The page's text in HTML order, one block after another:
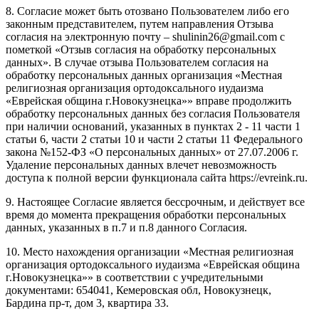
8. Согласие может быть отозвано Пользователем либо его
законным представителем, путем направления Отзыва
согласия на электронную почту – shulinin26@gmail.com с
пометкой «Отзыв согласия на обработку персональных
данных». В случае отзыва Пользователем согласия на
обработку персональных данных организация «Местная
религиозная организация ортодоксального иудаизма
«Еврейская община г.Новокузнецка»» вправе продолжить
обработку персональных данных без согласия Пользователя
при наличии оснований, указанных в пунктах 2 - 11 части 1
статьи 6, части 2 статьи 10 и части 2 статьи 11 Федерального
закона №152-ФЗ «О персональных данных» от 27.07.2006 г.
Удаление персональных данных влечет невозможность
доступа к полной версии функционала сайта https://evreink.ru.
9. Настоящее Согласие является бессрочным, и действует все
время до момента прекращения обработки персональных
данных, указанных в п.7 и п.8 данного Согласия.
10. Место нахождения организации «Местная религиозная
организация ортодоксального иудаизма «Еврейская община
г.Новокузнецка»» в соответствии с учредительными
документами: 654041, Кемеровская обл, Новокузнецк,
Бардина пр-т, дом 3, квартира 33.